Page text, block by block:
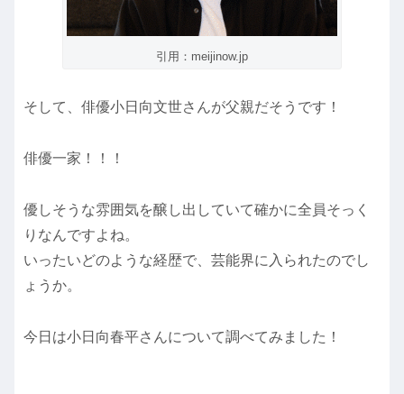
引用：meijinow.jp
そして、俳優小日向文世さんが父親だそうです！
俳優一家！！！
優しそうな雰囲気を醸し出していて確かに全員そっく
りなんですよね。
いったいどのような経歴で、芸能界に入られたのでし
ょうか。
今日は小日向春平さんについて調べてみました！